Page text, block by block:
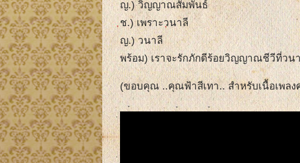
ญ.) วิญญาณสัมพันธ์
ช.) เพราะวนาลี
ญ.) วนาลี
พร้อม) เราจะรักภักดีร้อยวิญญาณชีวีที่วนา
(ขอบคุณ ..คุณฟ้าสีเทา.. สำหรับเนื้อเพลง